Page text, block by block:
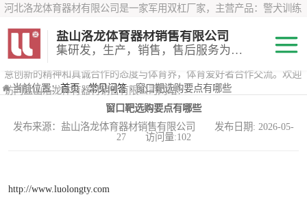
河北洛龙体育器材有限公司是一家军用双杠厂家，主营产品：警犬训练
*训练器材、400米障碍器材、军用单杠、军用双杠、军犬训练器材等训
练器材，咨询攀岩墙价格？在线咨询客服，公司以顾客至上的原则，锐
意创新的精神和真诚合作的态度与体育界，体育爱好者合作交流。欢迎
访问盐山洛龙体育器材销售有限公司网站！
盐山洛龙体育器材销售有限公司
集研发，生产，销售，售后服务为一体
当前位置：首页›常见问答› 窗口靶选购要点有哪些
窗口靶选购要点有哪些
发布来源：盐山洛龙体育器材销售有限公司 发布日期: 2026-05-
27 访问量:102
http://www.luolongty.com
200米障碍器材
心理行为训练器
警犬训练器材